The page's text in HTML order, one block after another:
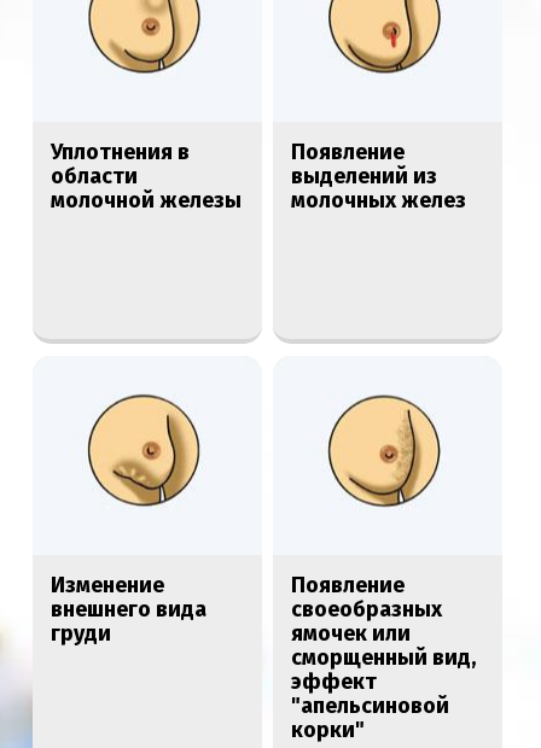
Уплотнения в
области
молочной железы
Появление
выделений из
молочных желез
Изменение
внешнего вида
груди
Появление
своеобразных
ямочек или
сморщенный вид,
эффект
"апельсиновой
корки"